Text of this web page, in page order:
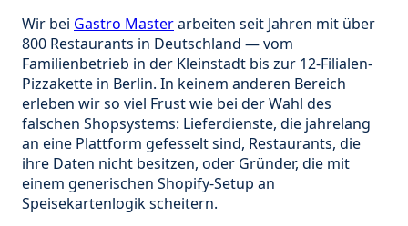
Wir bei Gastro Masterarbeiten seit Jahren mit über
800 Restaurants in Deutschland — vom
Familienbetrieb in der Kleinstadt bis zur 12-Filialen-
Pizzakette in Berlin. In keinem anderen Bereich
erleben wir so viel Frust wie bei der Wahl des
falschen Shopsystems: Lieferdienste, die jahrelang
an eine Plattform gefesselt sind, Restaurants, die
ihre Daten nicht besitzen, oder Gründer, die mit
einem generischen Shopify-Setup an
Speisekartenlogik scheitern.